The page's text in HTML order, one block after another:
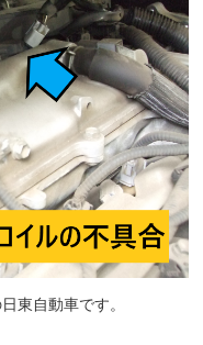
東自動車です。